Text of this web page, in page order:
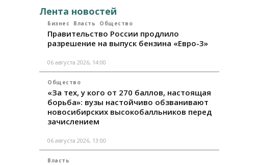
Лента новостей
Бизнес Власть Общество
Правительство России продлило
разрешение на выпуск бензина «Евро-3»
06 августа 2026, 14:00
Общество
«За тех, у кого от 270 баллов, настоящая
борьба»: вузы настойчиво обзванивают
новосибирских высокобалльников перед
зачислением
06 августа 2026, 13:00
Власть